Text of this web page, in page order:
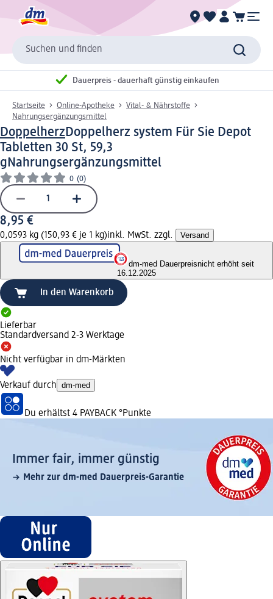
Suchen und finden
Dauerpreis - dauerhaft günstig einkaufen
Startseite Online-Apotheke
Vital- & Nährstoffe
Nahrungsergänzungsmittel
DoppelherzDoppelherz system Für Sie Depot
Tabletten 30 St, 59,3
gNahrungsergänzungsmittel
0 (0)
8,95 €
0,0593 kg (150,93 € je 1 kg)inkl. MwSt. zzgl. Versand
dm-med Dauerpreisnicht erhöht seit
16.12.2025
In den Warenkorb
Lieferbar
Standardversand 2-3 Werktage
Nicht verfügbar in dm-Märkten
Verkauf durch dm-med
Du erhältst 4 PAYBACK °Punkte
Immer fair,­ immer günstig
Mehr zur dm-med Dauerpreis-Garantie